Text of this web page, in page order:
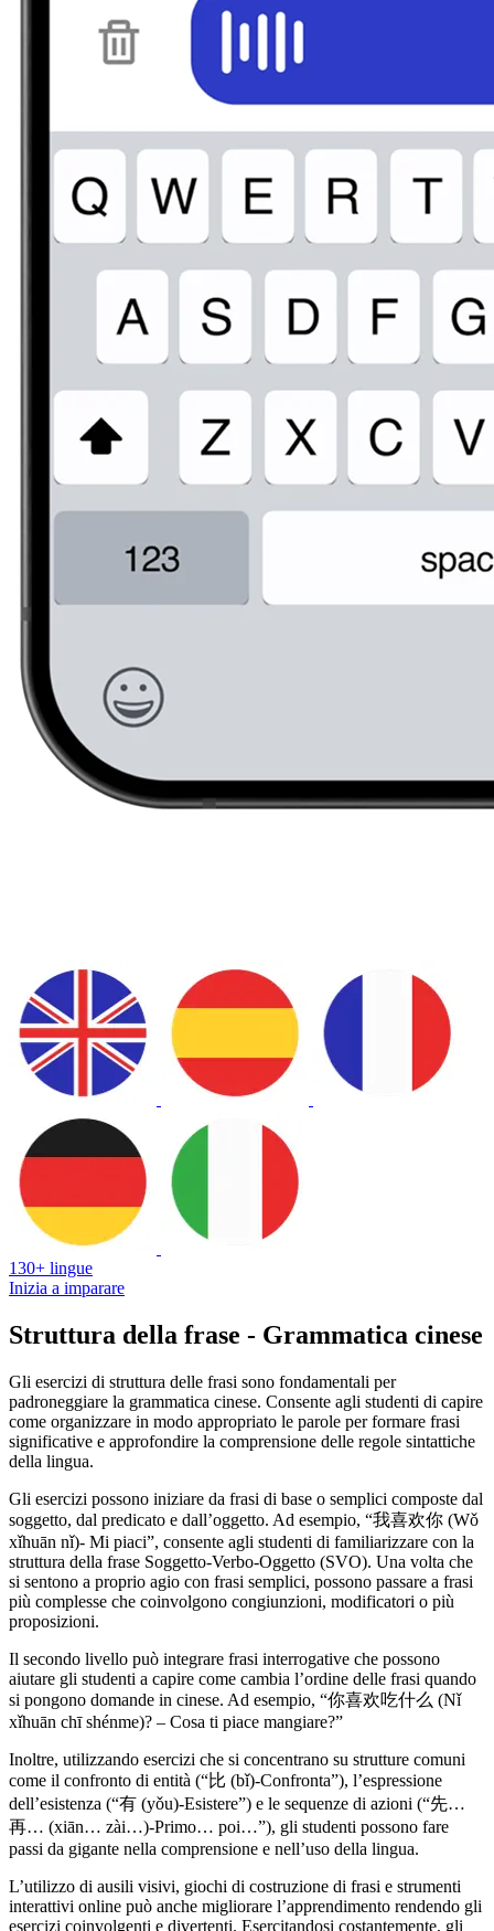
130+ lingue
Inizia a imparare
Struttura della frase - Grammatica cinese
Gli esercizi di struttura delle frasi sono fondamentali per
padroneggiare la grammatica cinese. Consente agli studenti di capire
come organizzare in modo appropriato le parole per formare frasi
significative e approfondire la comprensione delle regole sintattiche
della lingua.
Gli esercizi possono iniziare da frasi di base o semplici composte dal
soggetto, dal predicato e dall’oggetto. Ad esempio, “我喜欢你 (Wǒ
xǐhuān nǐ)- Mi piaci”, consente agli studenti di familiarizzare con la
struttura della frase Soggetto-Verbo-Oggetto (SVO). Una volta che
si sentono a proprio agio con frasi semplici, possono passare a frasi
più complesse che coinvolgono congiunzioni, modificatori o più
proposizioni.
Il secondo livello può integrare frasi interrogative che possono
aiutare gli studenti a capire come cambia l’ordine delle frasi quando
si pongono domande in cinese. Ad esempio, “你喜欢吃什么 (Nǐ
xǐhuān chī shénme)? – Cosa ti piace mangiare?”
Inoltre, utilizzando esercizi che si concentrano su strutture comuni
come il confronto di entità (“比 (bǐ)-Confronta”), l’espressione
dell’esistenza (“有 (yǒu)-Esistere”) e le sequenze di azioni (“先…
再… (xiān… zài…)-Primo… poi…”), gli studenti possono fare
passi da gigante nella comprensione e nell’uso della lingua.
L’utilizzo di ausili visivi, giochi di costruzione di frasi e strumenti
interattivi online può anche migliorare l’apprendimento rendendo gli
esercizi coinvolgenti e divertenti. Esercitandosi costantemente, gli